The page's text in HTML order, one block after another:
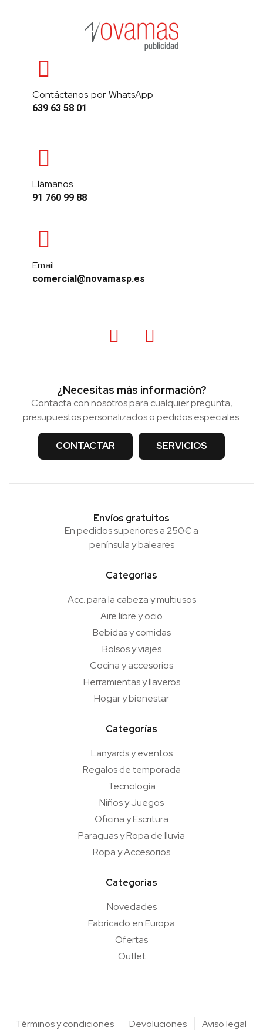
Contáctanos por WhatsApp
639 63 58 01
Llámanos
91 760 99 88
Email
comercial@novamasp.es
¿Necesitas más información?
Contacta con nosotros para cualquier pregunta,
presupuestos personalizados o pedidos especiales:
CONTACTAR SERVICIOS
Envíos gratuitos
En pedidos superiores a 250€ a
península y baleares
Categorías
Acc. para la cabeza y multiusos
Aire libre y ocio
Bebidas y comidas
Bolsos y viajes
Cocina y accesorios
Herramientas y llaveros
Hogar y bienestar
Categorías
Lanyards y eventos
Regalos de temporada
Tecnología
Niños y Juegos
Oficina y Escritura
Paraguas y Ropa de lluvia
Ropa y Accesorios
Categorías
Novedades
Fabricado en Europa
Ofertas
Outlet
Términos y condiciones Devoluciones Aviso legal